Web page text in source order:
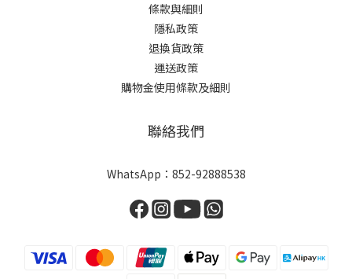
條款與細則
隱私政策
退換貨政策
運送政策
購物金使用條款及細則
聯絡我們
WhatsApp： 852-92888538